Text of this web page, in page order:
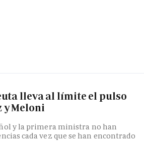
lleva al límite el pulso
y Meloni
y la primera ministra no han
cada vez que se han encontrado